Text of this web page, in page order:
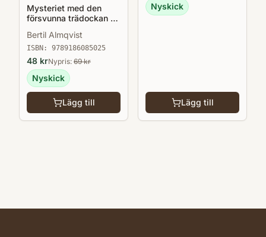
Mysteriet med den
försvunna trädockan -
Bertil Almqvist
ISBN: 9789186085025
48 krNypris: 69kr
Nyskick
Lägg till
Nyskick
Lägg till